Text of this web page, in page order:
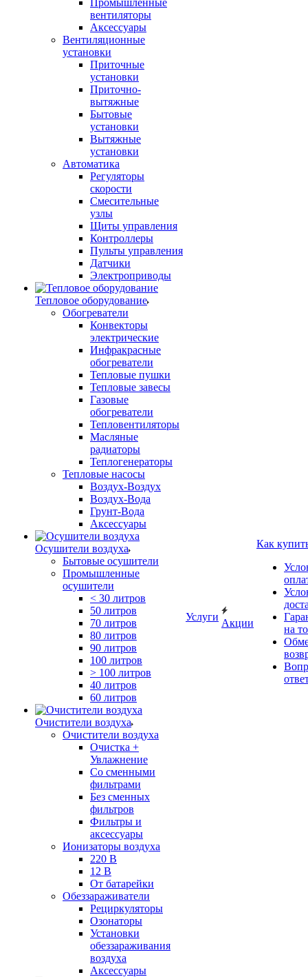
Промышленные
вентиляторы
Аксессуары
Вентиляционные
установки
Приточные
установки
Приточно-
вытяжные
Бытовые
установки
Вытяжные
установки
Автоматика
Регуляторы
скорости
Смесительные
узлы
Щиты управления
Контроллеры
Пульты управления
Датчики
Электроприводы
Тепловое оборудование
Обогреватели
Конвекторы
электрические
Инфракрасные
обогреватели
Тепловые пушки
Тепловые завесы
Газовые
обогреватели
Тепловентиляторы
Масляные
радиаторы
Теплогенераторы
Тепловые насосы
Воздух-Воздух
Воздух-Вода
Грунт-Вода
Аксессуары
Осушители воздуха
Бытовые осушители
Промышленные
осушители
< 30 литров
50 литров
70 литров
80 литров
90 литров
100 литров
> 100 литров
40 литров
60 литров
Очистители воздуха
Очистители воздуха
Очистка +
Увлажнение
Cо сменными
фильтрами
Без сменных
фильтров
Фильтры и
аксессуары
Ионизаторы воздуха
220 В
12 В
От батарейки
Обеззараживатели
Рециркуляторы
Озонаторы
Установки
обеззараживания
воздуха
Аксессуары
Услуги
Акции
Как
на